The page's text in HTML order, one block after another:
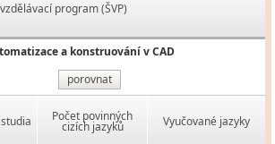
program (ŠVP)
a konstruování v CAD
porovnat
Počet povinných
cizích jazyků Vyučované jazyky